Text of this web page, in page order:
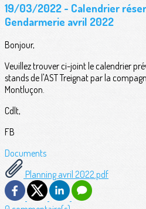
19/03/2022 - Calendrier
Gendarmerie avril 2022
Bonjour,
Veuillez trouver ci-joint le calendrier
stands de l'AST Treignat par la
Montluçon.
Cdlt,
FB
Documents
Planning avril 2022.pdf